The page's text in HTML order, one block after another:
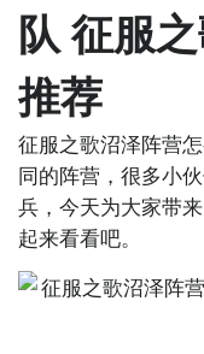
这个英雄本身技
以上就是为大家
了，感兴趣的小伙
关注九游，之后
队 征服
推荐
征服之歌沼泽阵营
同的阵营，很多小
兵，今天为大家带
起来看看吧。